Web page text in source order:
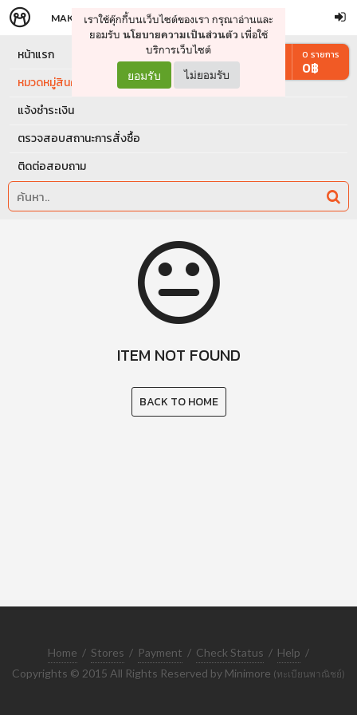
จัดการรถเข็น ดำเนินการต่อ
MAKERS STORE
เราใช้คุ๊กกี้บนเว็บไซต์ของเรา กรุณาอ่านและ
ยอมรับ นโยบายความเป็นส่วนตัว เพื่อใช้
บริการเว็บไซต์
ยอมรับ ไม่ยอมรับ
หน้าแรก
หมวดหมู่สินค้า
แจ้งชำระเงิน
ตรวจสอบสถานะการสั่งซื้อ
ติดต่อสอบถาม
0 รายการ
0฿
ITEM NOT FOUND
BACK TO HOME
Home / Stores / Payment / Check Status / Help /
Copyrights © 2015 All Rights Reserved by Minimore (ทะเบียนพาณิชย์)